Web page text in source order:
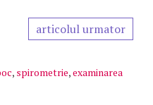
articolul urmator
, spirometrie,examinarea